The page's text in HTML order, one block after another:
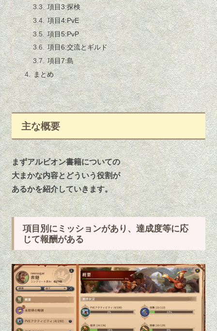
項目3:探検
項目4:PvE
項目5:PvP
項目6:交流とギルド
項目7:島
まとめ
主な概要
まずアルビオン書籍についての
大まかな内容とどういう役割が
あるかを紹介していきます。
項目別にミッションがあり、達成度等に応
じて報酬がある